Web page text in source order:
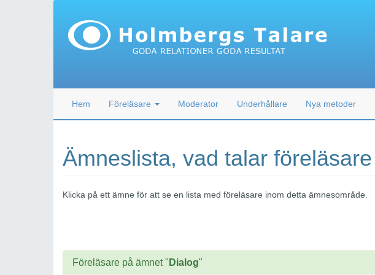
Hem Föreläsare Moderator Underhållare Nya metoder
Ämneslista, vad talar
Klicka på ett ämne för att se en lista med föreläsare inom detta ämnesområde.
Föreläsare på ämnet " Dialog"